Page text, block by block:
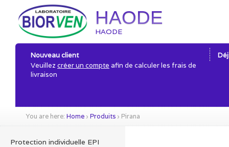
HAODE
HAODE
Nouveau client
Veuillez créer un compte afin de calculer les frais de
livraison
You are here: Home › Produits › Pirana
Protection individuelle EPI